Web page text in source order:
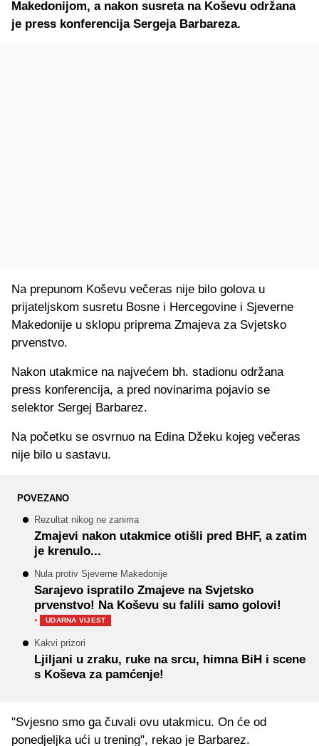
Makedonijom, a nakon susreta na Koševu održana
je press konferencija Sergeja Barbareza.
Na prepunom Koševu večeras nije bilo golova u
prijateljskom susretu Bosne i Hercegovine i Sjeverne
Makedonije u sklopu priprema Zmajeva za Svjetsko
prvenstvo.
Nakon utakmice na najvećem bh. stadionu održana
press konferencija, a pred novinarima pojavio se
selektor Sergej Barbarez.
Na početku se osvrnuo na Edina Džeku kojeg večeras
nije bilo u sastavu.
POVEZANO
Rezultat nikog ne zanima
Zmajevi nakon utakmice otišli pred BHF, a zatim
je krenulo...
Nula protiv Sjeverne Makedonije
Sarajevo ispratilo Zmajeve na Svjetsko
prvenstvo! Na Koševu su falili samo golovi!
· UDARNA VIJEST
Kakvi prizori
Ljiljani u zraku, ruke na srcu, himna BiH i scene
s Koševa za pamćenje!
"Svjesno smo ga čuvali ovu utakmicu. On će od
ponedjeljka ući u trening", rekao je Barbarez.